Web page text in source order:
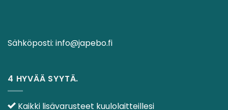
Sähköposti: info@japebo.fi
4 HYVÄÄ SYYTÄ.
Kaikki lisävarusteet kuulolaitteillesi